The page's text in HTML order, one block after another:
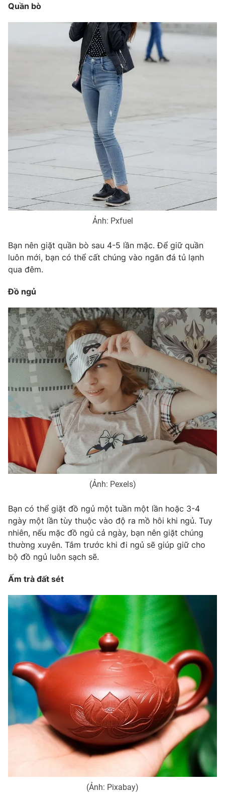
Quần bò
Ảnh: Pxfuel
Bạn nên giặt quần bò sau 4-5 lần mặc. Để giữ quần
luôn mới, bạn có thể cất chúng vào ngăn đá tủ lạnh
qua đêm.
Đồ ngủ
(Ảnh: Pexels)
Bạn có thể giặt đồ ngủ một tuần một lần hoặc 3-4
ngày một lần tùy thuộc vào độ ra mồ hôi khi ngủ. Tuy
nhiên, nếu mặc đồ ngủ cả ngày, bạn nên giặt chúng
thường xuyên. Tắm trước khi đi ngủ sẽ giúp giữ cho
bộ đồ ngủ luôn sạch sẽ.
Ấm trà đất sét
(Ảnh: Pixabay)